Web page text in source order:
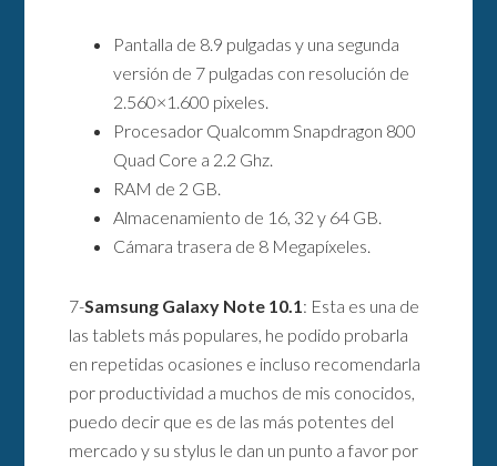
Pantalla de 8.9 pulgadas y una segunda
versión de 7 pulgadas con resolución de
2.560×1.600 pixeles.
Procesador Qualcomm Snapdragon 800
Quad Core a 2.2 Ghz.
RAM de 2 GB.
Almacenamiento de 16, 32 y 64 GB.
Cámara trasera de 8 Megapíxeles.
7-Samsung Galaxy Note 10.1: Esta es una de
las tablets más populares, he podido probarla
en repetidas ocasiones e incluso recomendarla
por productividad a muchos de mis conocidos,
puedo decir que es de las más potentes del
mercado y su stylus le dan un punto a favor por